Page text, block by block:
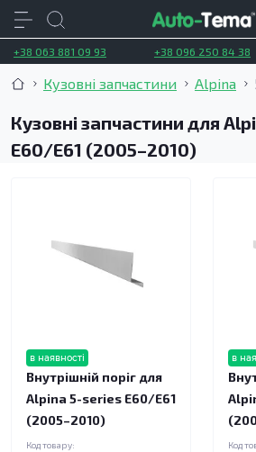
+38 063 881 09 93 +38 096 250 84 38
Кузовні запчастини Alpina
Кузовні запчастини для
E60/E61 (2005–2010)
в наявності
Внутрішній поріг для
Alpina 5-series E60/E61
(2005–2010)
Код товару:
в
Код